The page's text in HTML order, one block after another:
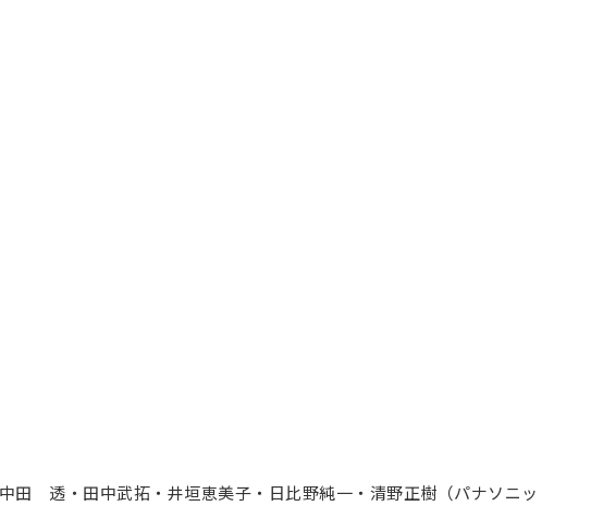
透・田中武拓・井垣恵美子・日比野純一・清野正樹（パナソニッ